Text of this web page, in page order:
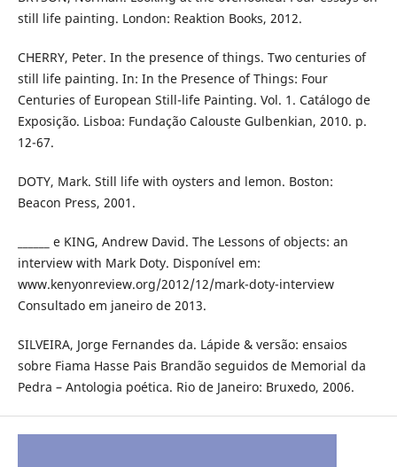
still life painting. London: Reaktion Books, 2012.
CHERRY, Peter. In the presence of things. Two centuries of
still life painting. In: In the Presence of Things: Four
Centuries of European Still-life Painting. Vol. 1. Catálogo de
Exposição. Lisboa: Fundação Calouste Gulbenkian, 2010. p.
12-67.
DOTY, Mark. Still life with oysters and lemon. Boston:
Beacon Press, 2001.
______ e KING, Andrew David. The Lessons of objects: an
interview with Mark Doty. Disponível em:
www.kenyonreview.org/2012/12/mark-doty-interview
Consultado em janeiro de 2013.
SILVEIRA, Jorge Fernandes da. Lápide & versão: ensaios
sobre Fiama Hasse Pais Brandão seguidos de Memorial da
Pedra – Antologia poética. Rio de Janeiro: Bruxedo, 2006.